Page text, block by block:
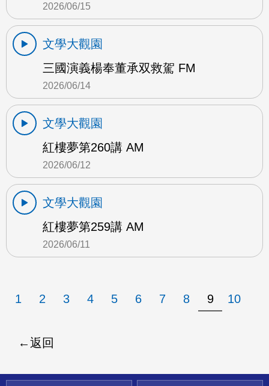
2026/06/15
文學大觀園
三國演義楊奉董承双救駕 FM
2026/06/14
文學大觀園
紅樓夢第260講 AM
2026/06/12
文學大觀園
紅樓夢第259講 AM
2026/06/11
1 2 3 4 5 6 7 8 9 10
返回